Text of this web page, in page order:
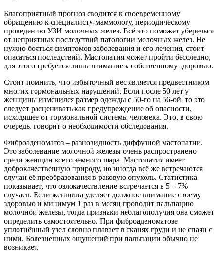
Благоприятный прогноз сводится к своевременному
обращению к специалисту-маммологу, периодическому
проведению УЗИ молочных желез. Всё это поможет уберечься
от неприятных последствий патологии молочных желез. Не
нужно бояться симптомов заболевания и его лечения, стоит
опасаться последствий. Мастопатия может пройти бесследно,
для этого требуется лишь внимание к собственному здоровью.
Стоит помнить, что избыточный вес является предвестником
многих гормональных нарушений. Если после 50 лет у
женщины изменился размер одежды с 50-го на 56-ой, то это
следует расценивать как предупреждение об опасности,
исходящее от гормональной системы человека. Это, в свою
очередь, говорит о необходимости обследования.
Фиброаденоматоз – разновидность диффузной мастопатии.
Это заболевание молочной железы очень распространено
среди женщин всего земного шара. Мастопатия имеет
доброкачественную природу, но иногда всё же встречаются
случаи её преобразования в раковую опухоль. Статистика
показывает, что озлокачествление встречается в 5 – 7%
случаев. Если женщина уделяет должное внимание своему
здоровью и минимум 1 раз в месяц проводит пальпацию
молочной железы, тогда признаки неблагополучия она сможет
определить самостоятельно. При фиброаденоматозе
уплотнённый узел словно плавает в тканях груди и не спаян с
ними. Болезненных ощущений при пальпации обычно не
возникает.